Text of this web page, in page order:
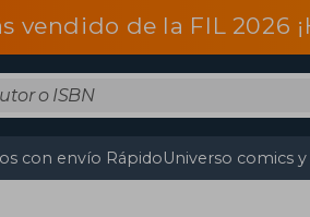
vendido de la FIL 2026
con envío RápidoUniverso comics